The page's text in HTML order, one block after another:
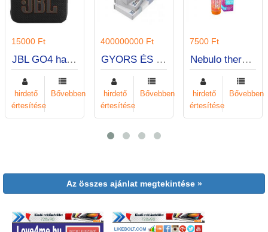
15000 Ft
JBL GO4 hangszóró fekete
hirdető
értesítése
Bővebben
400000000 Ft
GYORS ÉS EXPRESSZ KÖLCSÖNÖK
hirdető
értesítése
Bővebben
7500 Ft
Nebulo thermo kulacs hangszoróval
hirdető
értesítése
Bővebben
Az összes ajánlat megtekintése »